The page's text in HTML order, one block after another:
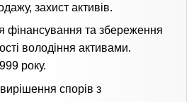
захист активів.
фінансування та збереження
володіння активами.
року.
спорів з